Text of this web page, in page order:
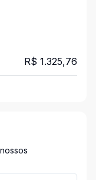
R$ 1.325,76